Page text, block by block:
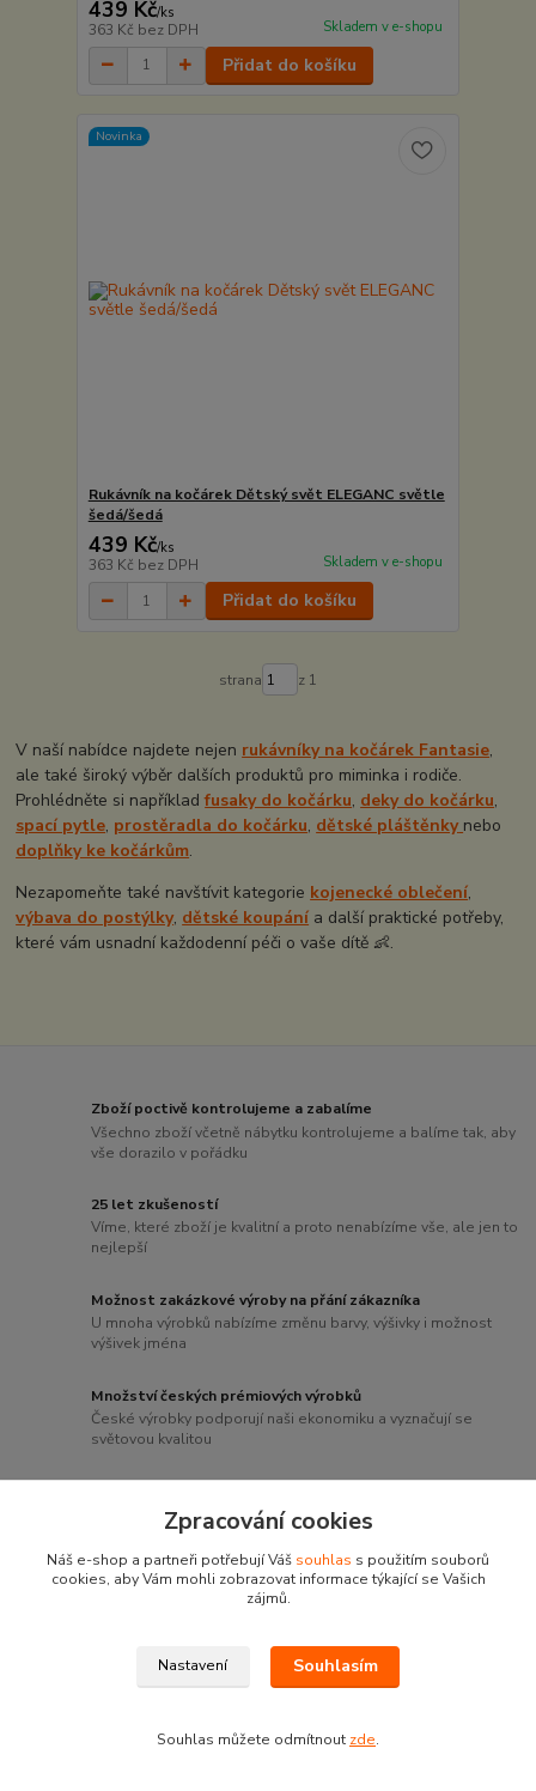
439 Kč/ks
363 Kč bez DPH Skladem v e-shopu
Přidat do košíku
Novinka
Rukávník na kočárek Dětský svět ELEGANC světle
šedá/šedá
439 Kč/ks
363 Kč bez DPH Skladem v e-shopu
Přidat do košíku
strana z 1
V naší nabídce najdete nejen rukávníky na kočárek Fantasie,
ale také široký výběr dalších produktů pro miminka i rodiče.
Prohlédněte si napříkladfusaky do kočárku, deky do kočárku,
spací pytle, prostěradla do kočárku, dětské pláštěnky nebo
doplňky ke kočárkům.
Nezapomeňte také navštívit kategorie kojenecké oblečení,
výbava do postýlky, dětské koupání a další praktické potřeby,
které vám usnadní každodenní péči o vaše dítě 👶.
Zboží poctivě kontrolujeme a zabalíme
Všechno zboží včetně nábytku kontrolujeme a balíme tak, aby
vše dorazilo v pořádku
25 let zkušeností
Víme, které zboží je kvalitní a proto nenabízíme vše, ale jen to
nejlepší
Možnost zakázkové výroby na přání zákazníka
U mnoha výrobků nabízíme změnu barvy, výšivky i možnost
výšivek jména
Množství českých prémiových výrobků
České výrobky podporují naši ekonomiku a vyznačují se
světovou kvalitou
Novinky z našeho blogu
Zpracování cookies
Náš e-shop a partneři potřebují Váš souhlas s použitím souborů
cookies, aby Vám mohli zobrazovat informace týkající se Vašich
zájmů.
Nastavení Souhlasím
Souhlas můžete odmítnout zde.